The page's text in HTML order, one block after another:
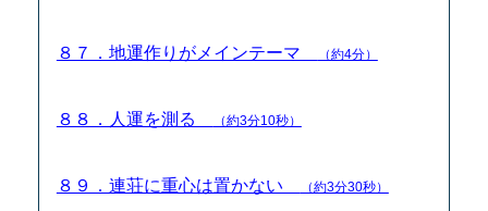
８７．地運作りがメインテーマ （約4分）
８８．人運を測る （約3分10秒）
８９．連荘に重心は置かない （約3分30秒）